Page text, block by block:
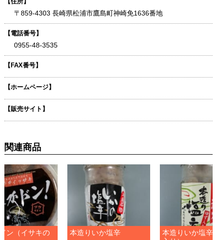
〒859-4303 長崎県松浦市鷹島町神崎免1636番地
【電話番号】
0955-48-3535
【FAX番号】
【ホームページ】
【販売サイト】
関連商品
ン（イサキの 本造りいか塩辛
本造りいか塩辛